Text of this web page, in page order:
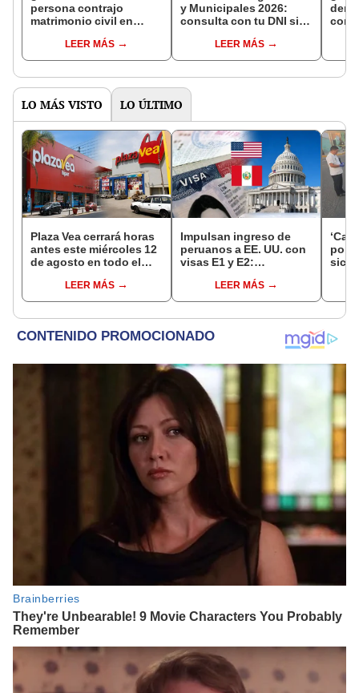
persona contrajo
matrimonio civil en
LEER MÁS
y Municipales 2026:
consulta con tu DNI si
de mesa para este 4 de
octubre en el link oficial
LEER MÁS
con
LO MÁS VISTO LO ÚLTIMO
Plaza Vea cerrará horas
antes este miércoles 12
de agosto en todo el
hasta las 7 p.m.
LEER MÁS
Impulsan ingreso de
peruanos a EE. UU. con
visas E1 y E2:
pymes serían los más
beneficiados
LEER MÁS
por